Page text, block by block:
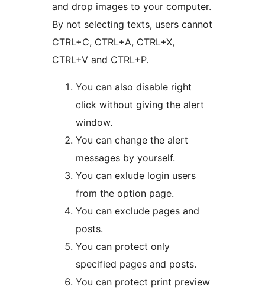
and drop images to your computer.
By not selecting texts, users cannot
CTRL+C, CTRL+A, CTRL+X,
CTRL+V and CTRL+P.
You can also disable right
click without giving the alert
window.
You can change the alert
messages by yourself.
You can exlude login users
from the option page.
You can exclude pages and
posts.
You can protect only
specified pages and posts.
You can protect print preview